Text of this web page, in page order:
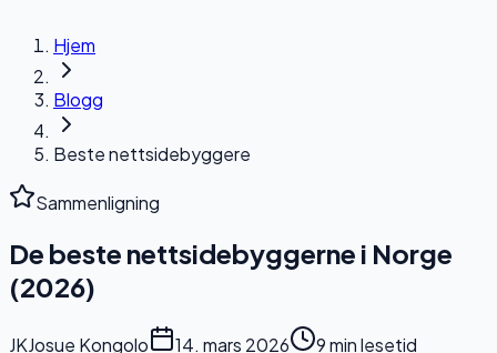
Hjem
Blogg
Beste nettsidebyggere
Sammenligning
De beste nettsidebyggerne i Norge
(2026)
JKJosue Kongolo 14. mars 2026 9 min lesetid